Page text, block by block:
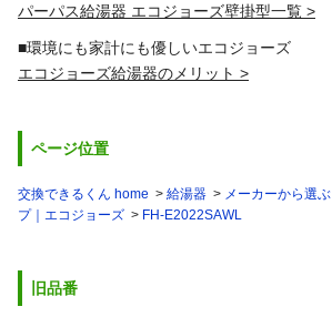
パーパス給湯器 エコジョーズ壁掛型一覧
■環境にも家計にも優しいエコジョーズ
エコジョーズ給湯器のメリット
ページ位置
交換できるくん home 給湯器 メーカーから選ぶ
プ｜エコジョーズ
FH-E2022SAWL
旧品番